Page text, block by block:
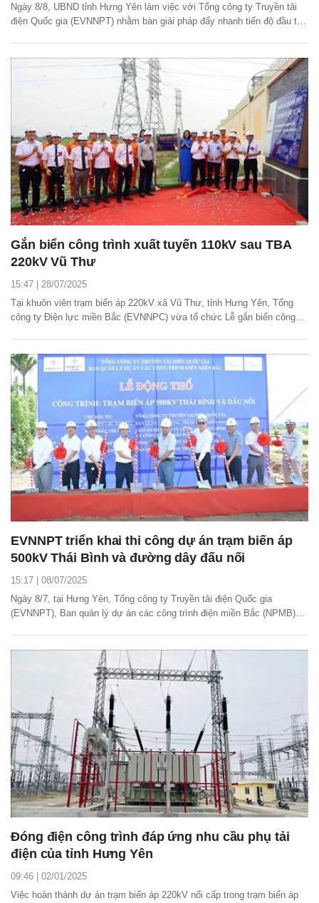
Ngày 8/8, UBND tỉnh Hưng Yên làm việc với Tổng công ty Truyền tải
điện Quốc gia (EVNNPT) nhằm bàn giải pháp đẩy nhanh tiến độ đầu tư
Gắn biển công trình xuất tuyến 110kV sau TBA
220kV Vũ Thư
15:47 | 28/07/2025
Tại khuôn viên trạm biến áp 220kV xã Vũ Thư, tỉnh Hưng Yên, Tổng
công ty Điện lực miền Bắc (EVNNPC) vừa tổ chức Lễ gắn biển công
– 2030.
EVNNPT triển khai thi công dự án trạm biến áp
500kV Thái Bình và đường dây đấu nối
15:17 | 08/07/2025
Ngày 8/7, tại Hưng Yên, Tổng công ty Truyền tải điện Quốc gia
(EVNNPT), Ban quản lý dự án các công trình điện miền Bắc (NPMB)
Đóng điện công trình đáp ứng nhu cầu phụ tải
điện của tỉnh Hưng Yên
09:46 | 02/01/2025
Việc hoàn thành dự án trạm biến áp 220kV nối cấp trong trạm biến áp